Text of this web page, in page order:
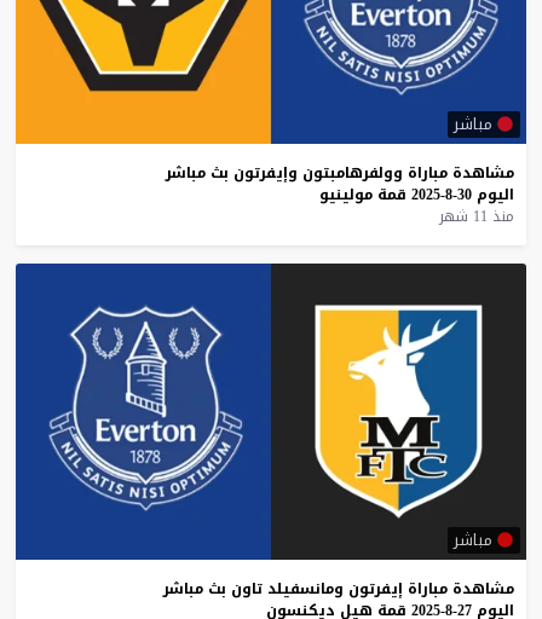
مباشر
مشاهدة مباراة وولفرهامبتون وإيفرتون بث مباشر
اليوم 30-8-2025 قمة مولينيو
منذ 11 شهر
مباشر
مشاهدة مباراة إيفرتون ومانسفيلد تاون بث مباشر
اليوم 27-8-2025 قمة هيل ديكنسون